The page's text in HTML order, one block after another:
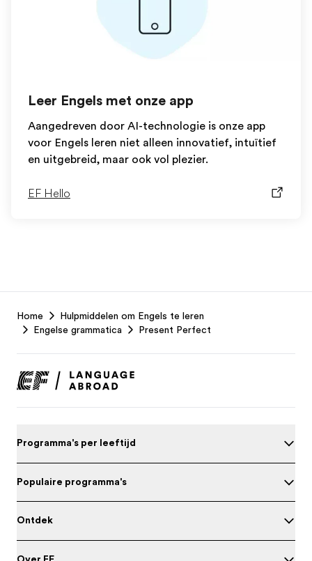
Leer Engels met onze app
Aangedreven door AI-technologie is onze app
voor Engels leren niet alleen innovatief, intuïtief
en uitgebreid, maar ook vol plezier.
EF Hello
Footer
Home
Hulpmiddelen om Engels te leren
Engelse grammatica
Present Perfect
Programma's per leeftijd
Populaire programma's
Ontdek
Over EF